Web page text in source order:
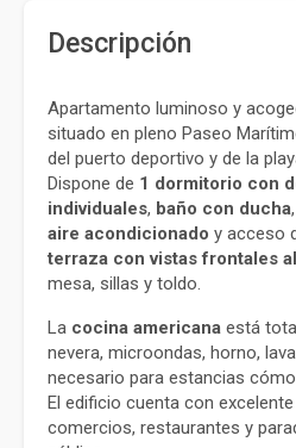
Descripción
Apartamento luminoso y
situado en pleno Paseo
del puerto deportivo y de la
Dispone de 1 dormitorio con
individuales, baño con ducha,
aire acondicionado y acceso
terraza con vistas frontales
mesa, sillas y toldo.
La cocina americana está
nevera, microondas, horno,
necesario para estancias
El edificio cuenta con
comercios, restaurantes y